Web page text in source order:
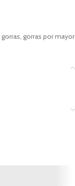
gorras, gorras por mayor